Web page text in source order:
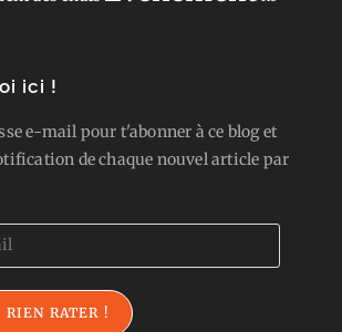
ici !
e-mail pour t'abonner à ce blog et
de chaque nouvel article par
RIEN RATER !